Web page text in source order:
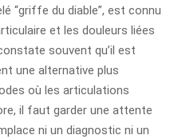
“griffe du diable”, est connu
et les douleurs liées
souvent qu’il est
une alternative plus
où les articulations
il faut garder une attente
ni un diagnostic ni un